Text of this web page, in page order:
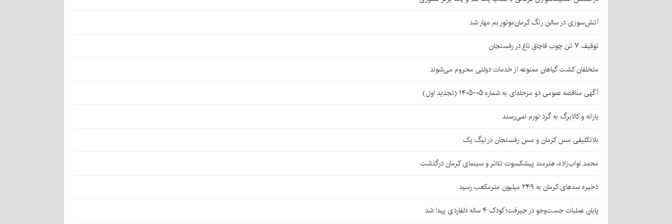
آتش‌سوزی در سالن رنگ کرمان‌موتور بم مهار شد
توقیف ۷ تن چوب قاچاق تاغ در رفسنجان
متخلفان کشت گیاهان ممنوعه از خدمات دولتی محروم می‌شوند
آگهی مناقصه عمومی دو مرحله‌ای به شماره ۰۵-۱۴۰۵ (تجدید اول)
یارانه و کالابرگ به گرد تورم نمی‌رسند
بلاتکلیفی مس کرمان و مس رفسنجان در لیگ یک
محمد نواب‌زاده، هنرمند پیشکسوت تئاتر و سینمای کرمان درگذشت
ذخیره سدهای کرمان به ۲۴۹ میلیون مترمکعب رسید
پایان عملیات جست‌وجو در جیرفت؛ کودک ۴ ساله دلفاردی پیدا شد